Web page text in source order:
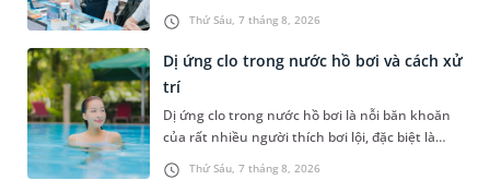
Thứ Sáu, 7 tháng 8, 2026
(BoA) đã ghi nhận và đánh giá cao nỗ lực duy trì
hệ thống quản lý chất lượ...
Thứ Sáu, 7 tháng 8, 2026
Dị ứng clo trong nước hồ bơi và cách xử
trí
Dị ứng clo trong nước hồ bơi là nỗi băn khoăn
của rất nhiều người thích bơi lội, đặc biệt là
những trường hợp thường xuyên bơi ở những
hồ bơi nhân tạo. Bài v...